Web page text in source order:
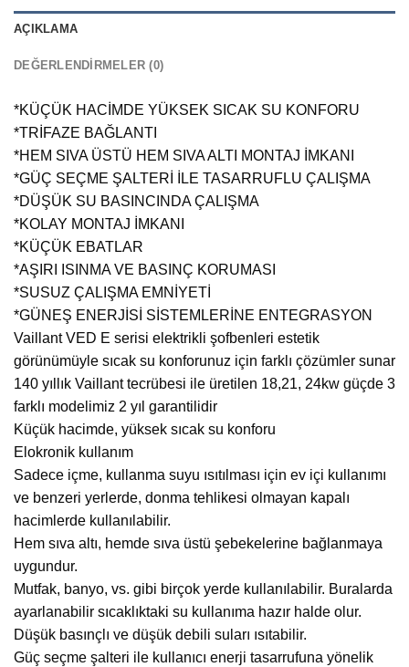
AÇIKLAMA
DEĞERLENDIRMELER (0)
*KÜÇÜK HACİMDE YÜKSEK SICAK SU KONFORU
*TRİFAZE BAĞLANTI
*HEM SIVA ÜSTÜ HEM SIVA ALTI MONTAJ İMKANI
*GÜÇ SEÇME ŞALTERİ İLE TASARRUFLU ÇALIŞMA
*DÜŞÜK SU BASINCINDA ÇALIŞMA
*KOLAY MONTAJ İMKANI
*KÜÇÜK EBATLAR
*AŞIRI ISINMA VE BASINÇ KORUMASI
*SUSUZ ÇALIŞMA EMNİYETİ
*GÜNEŞ ENERJİSİ SİSTEMLERİNE ENTEGRASYON
Vaillant VED E serisi elektrikli şofbenleri estetik
görünümüyle sıcak su konforunuz için farklı çözümler sunar
140 yıllık Vaillant tecrübesi ile üretilen 18,21, 24kw güçde 3
farklı modelimiz 2 yıl garantilidir
Küçük hacimde, yüksek sıcak su konforu
Elokronik kullanım
Sadece içme, kullanma suyu ısıtılması için ev içi kullanımı
ve benzeri yerlerde, donma tehlikesi olmayan kapalı
hacimlerde kullanılabilir.
Hem sıva altı, hemde sıva üstü şebekelerine bağlanmaya
uygundur.
Mutfak, banyo, vs. gibi birçok yerde kullanılabilir. Buralarda
ayarlanabilir sıcaklıktaki su kullanıma hazır halde olur.
Düşük basınçlı ve düşük debili suları ısıtabilir.
Güç seçme şalteri ile kullanıcı enerji tasarrufuna yönelik